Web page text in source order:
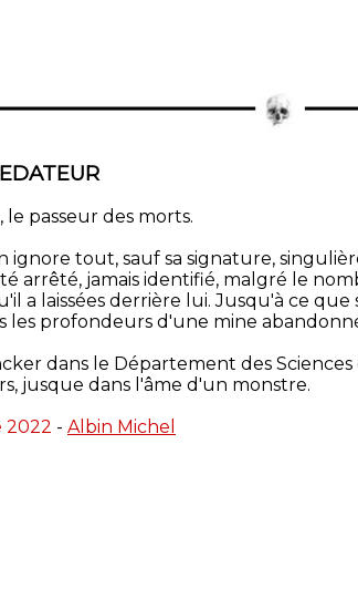
passeur des morts.
ignore tout, sauf sa signature,
arrêté, jamais identifié, malgré le
a laissées derrière lui. Jusqu'à ce que
les profondeurs d'une mine
dans le Département des Sciences
jusque dans l'âme d'un monstre.
2022 - Albin Michel